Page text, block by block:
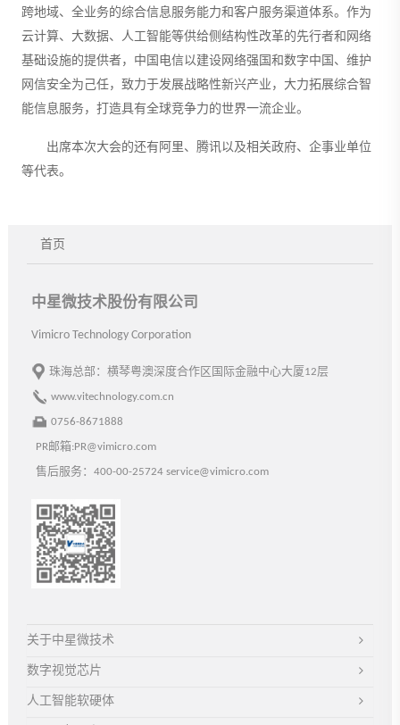
跨地域、全业务的综合信息服务能力和客户服务渠道体系。作为
云计算、大数据、人工智能等供给侧结构性改革的先行者和网络
基础设施的提供者，中国电信以建设网络强国和数字中国、维护
网信安全为己任，致力于发展战略性新兴产业，大力拓展综合智
能信息服务，打造具有全球竞争力的世界一流企业。
出席本次大会的还有阿里、腾讯以及相关政府、企事业单位
等代表。
首页
中星微技术股份有限公司
Vimicro Technology Corporation
珠海总部：横琴粤澳深度合作区国际金融中心大厦12层
www.vitechnology.com.cn
0756-8671888
PR邮箱:PR@vimicro.com
售后服务：400-00-25724 service@vimicro.com
关于中星微技术
数字视觉芯片
人工智能软硬体